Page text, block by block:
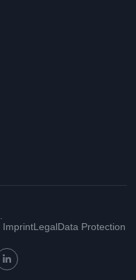
ImprintLegalData Protection